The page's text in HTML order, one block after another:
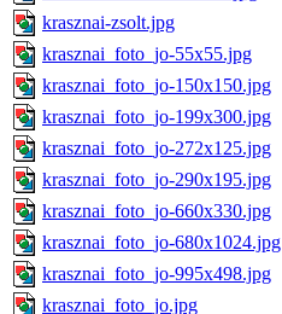
krasznai-zsolt.jpg
krasznai_foto_jo-55x55.jpg
krasznai_foto_jo-150x150.jpg
krasznai_foto_jo-199x300.jpg
krasznai_foto_jo-272x125.jpg
krasznai_foto_jo-290x195.jpg
krasznai_foto_jo-660x330.jpg
krasznai_foto_jo-680x1024.jpg
krasznai_foto_jo-995x498.jpg
krasznai_foto_jo.jpg